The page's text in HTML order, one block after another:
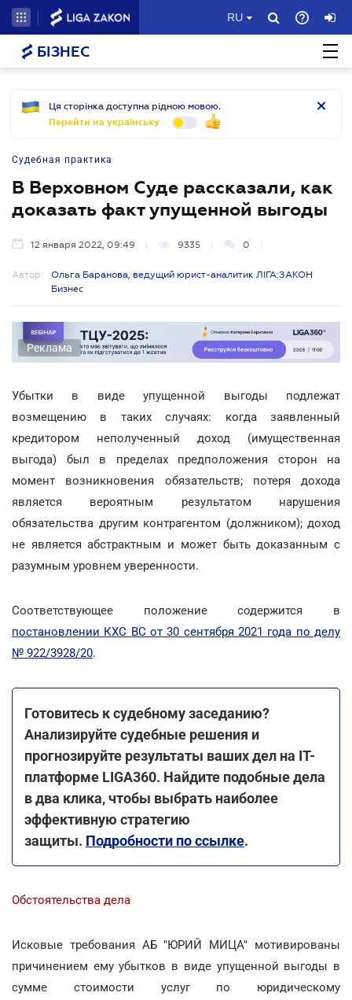
RU
БІЗНЕС
Ця сторінка доступна рідною мовою.
Перейти на українську
Судебная практика
В Верховном Суде рассказали, как
доказать факт упущенной выгоды
12 января 2022, 09:49 9335 0
Автор:
Ольга Баранова, ведущий юрист-аналитик ЛІГА:ЗАКОН
Бизнес
Реклама
Убытки в виде упущенной выгоды подлежат
возмещению в таких случаях: когда заявленный
кредитором неполученный доход (имущественная
выгода) был в пределах предположения сторон на
момент возникновения обязательств; потеря дохода
является вероятным результатом нарушения
обязательства другим контрагентом (должником); доход
не является абстрактным и может быть доказанным с
разумным уровнем уверенности.
Соответствующее положение содержится в
постановлении КХС ВС от 30 сентября 2021 года по делу
№ 922/3928/20.
Готовитесь к судебному заседанию?
Анализируйте судебные решения и
прогнозируйте результаты ваших дел на IТ-
платформе LIGA360. Найдите подобные дела
в два клика, чтобы выбрать наиболее
эффективную стратегию
защиты. Подробности по ссылке.
Обстоятельства дела
Исковые требования АБ "ЮРИЙ МИЦА" мотивированы
причинением ему убытков в виде упущенной выгоды в
сумме стоимости услуг по юридическому